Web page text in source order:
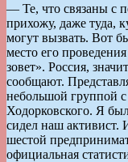
— Те, что связаны с
прихожу, даже туда,
могут вызвать. Вот
место его
зовет». Россия,
сообщают.
небольшой группой
Ходорковского. Я
сидел наш активист.
шестой
официальная